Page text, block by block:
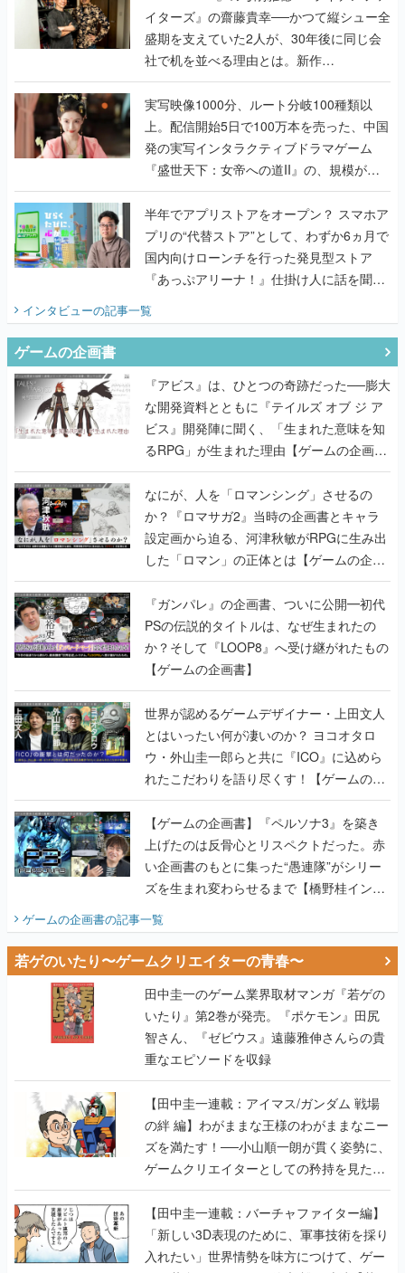
『TATSUJIN EXTREME』で初タッグを組
んだレジェンド2人に訊く開発秘話
実写映像1000分、ルート分岐100種類以
上。配信開始5日で100万本を売った、中国
発の実写インタラクティブドラマゲーム
『盛世天下：女帝への道II』の、規模が違
うこだわりをプロデューサーに聞いた
半年でアプリストアをオープン？ スマホア
プリの“代替ストア”として、わずか6ヵ月で
国内向けローンチを行った発見型ストア
『あっぷアリーナ！』仕掛け人に話を聞い
てみた
インタビューの記事一覧
『アビス』は、ひとつの奇跡だった──膨大
な開発資料とともに『テイルズ オブ ジ ア
るRPG」が生まれた理由【ゲームの企画
書】
なにが、人を「ロマンシング」させるの
か？『ロマサガ2』当時の企画書とキャラ
設定画から迫る、河津秋敏がRPGに生み出
した「ロマン」の正体とは【ゲームの企画
書】
『ガンパレ』の企画書、ついに公開━初代
PSの伝説的タイトルは、なぜ生まれたの
か？そして『LOOP8』へ受け継がれたもの
【ゲームの企画書】
世界が認めるゲームデザイナー・上田文人
とはいったい何が凄いのか？ ヨコオタロ
ウ・外山圭一郎らと共に『ICO』に込めら
れたこだわりを語り尽くす！【ゲームの企
画書】
【ゲームの企画書】『ペルソナ3』を築き
上げたのは反骨心とリスペクトだった。赤
い企画書のもとに集った“愚連隊”がシリー
ズを生まれ変わらせるまで【橋野桂インタ
ビュー】
ゲームの企画書の記事一覧
若ゲのいたり〜ゲームクリエイターの青春〜
田中圭一のゲーム業界取材マンガ『若ゲの
いたり』第2巻が発売。『ポケモン』田尻
智さん、『ゼビウス』遠藤雅伸さんらの貴
重なエピソードを収録
【田中圭一連載：アイマス/ガンダム 戦場
の絆 編】わがままな王様のわがままなニー
ズを満たす！──小山順一朗が貫く姿勢に、
ゲームクリエイターとしての矜持を見た
【若ゲのいたり最終回】
【田中圭一連載：バーチャファイター編】
「新しい3D表現のために、軍事技術を採り
入れたい」世界情勢を味方につけて、ゲー
ムに革命をもたらした鈴木 裕の功績【若ゲ
のいたり】
【田中圭一：若ゲのいたり】ゲーム開発統